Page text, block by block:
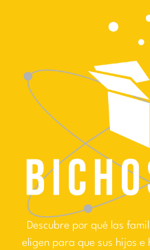
Descubre por qué las
eligen para que sus hijos